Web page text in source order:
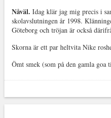
Nåväl. Idag klär jag mig precis i
skolavslutningen år 1998.
Göteborg och tröjan är också
Skorna är ett par heltvita Nike
Ömt smek (som på den gamla goa